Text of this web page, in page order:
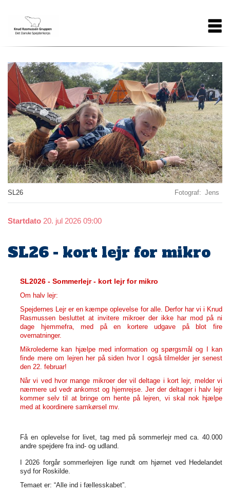
hovedindhold
Main
navigation
SL26 Fotograf Jens
Startdato 20. jul 2026 09:00
SL26 - kort lejr for mikro
SL2026 - Sommerlejr - kort lejr for mikro
Om halv lejr:
Spejdernes Lejr er en kæmpe oplevelse for alle. Derfor har vi i Knud
Rasmussen besluttet at invitere mikroer der ikke har mod på ni
dage hjemmefra, med på en kortere udgave på blot fire
overnatninger.
Mikrolederne kan hjælpe med information og spørgsmål og I kan
finde mere om lejren her på siden hvor I også tilmelder jer senest
den 22. februar!
Når vi ved hvor mange mikroer der vil deltage i kort lejr, melder vi
nærmere ud vedr ankomst og hjemrejse. Jer der deltager i halv lejr
kommer selv til at bringe om hente på lejren, vi skal nok hjælpe
med at koordinere samkørsel mv.
Få en oplevelse for livet, tag med på sommerlejr med ca. 40.000
andre spejdere fra ind- og udland.
I 2026 forgår sommerlejren lige rundt om hjørnet ved Hedelandet
syd for Roskilde.
Temaet er: “Alle ind i fællesskabet”.